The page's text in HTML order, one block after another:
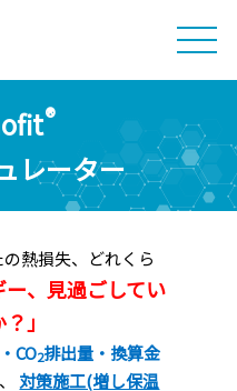
®︎
レーター
熱損失、どれくら
ー、見過ごしてい
」
CO2排出量・換算金
対策施工(増し保温